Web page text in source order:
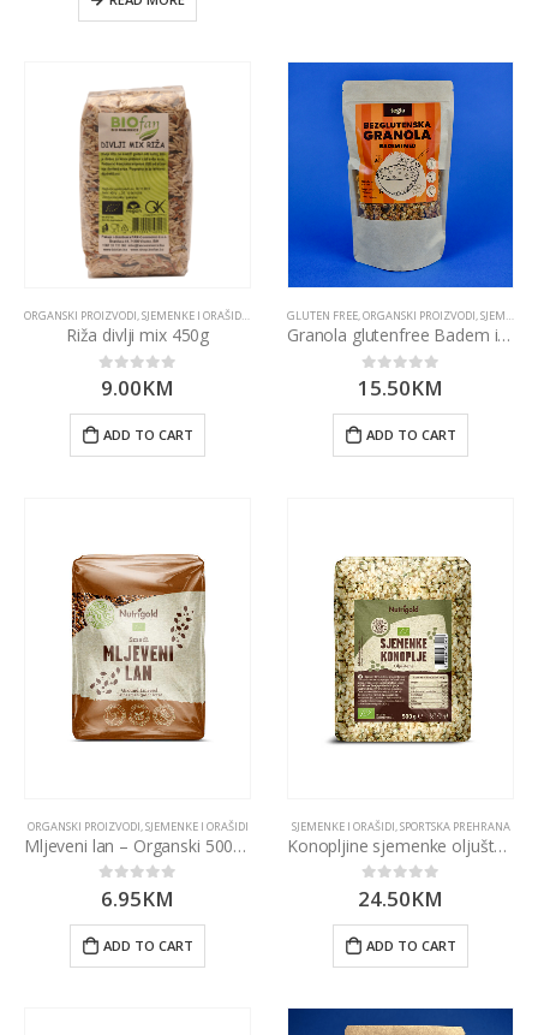
ORGANSKI PROIZVODI,SJEMENKE I ORAŠIDI , ŽITARICE I MAHUNARKE
Riža divlji mix 450g
0out of 5
9.00KM
ADD TO CART
GLUTEN FREE,ORGANSKI PROIZVODI,SJEMENKE I ORAŠIDI
Granola glutenfree Badem i Med (300g)
0 out of 5
15.50KM
ADD TO CART
ORGANSKI PROIZVODI,SJEMENKE I ORAŠIDI
Mljeveni lan – Organski 500g Nutrigold
0out of 5
6.95KM
ADD TO CART
SJEMENKE I ORAŠIDI,SPORTSKA PREHRANA
Konopljine sjemenke oljuštene – organske 500g Nutrigold
0 out of 5
24.50KM
ADD TO CART